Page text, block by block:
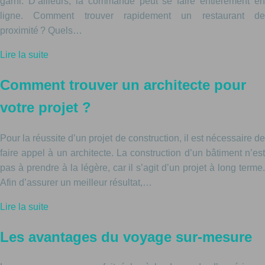
ligne. Comment trouver rapidement un restaurant de
proximité ? Quels…
Lire la suite
Comment trouver un architecte pour
votre projet ?
Pour la réussite d’un projet de construction, il est nécessaire de
faire appel à un architecte. La construction d’un bâtiment n’est
pas à prendre à la légère, car il s’agit d’un projet à long terme.
Afin d’assurer un meilleur résultat,…
Lire la suite
Les avantages du voyage sur-mesure